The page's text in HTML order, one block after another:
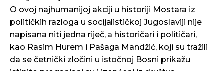
O ovoj najhumanijoj akciji u historiji Mostara iz
političkih razloga u socijalističkoj Jugoslaviji nije
napisana niti jedna riječ, a historičari i političari,
kao Rasim Hurem i Pašaga Mandžić, koji su tražili
da se četnički zločini u istočnoj Bosni prikažu